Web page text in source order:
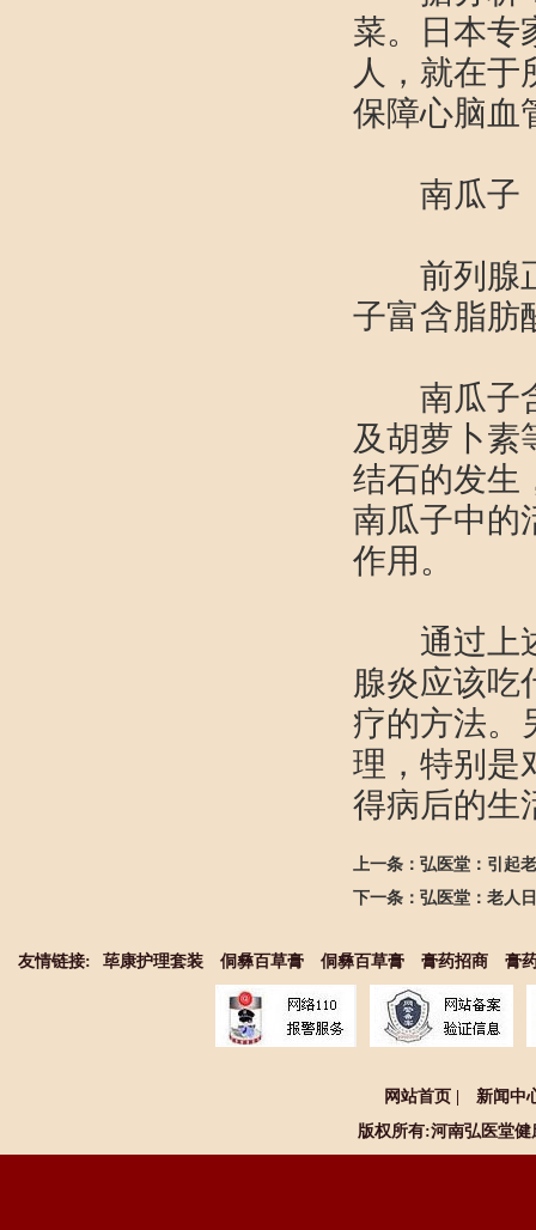
菜。日本专
人，就在于
保障心脑
南瓜
前列腺正
子富含脂
南瓜子含
及胡萝卜素
结石的发生
南瓜子中的
作用。
通过上述
腺炎应该吃
疗的方法。
理，特别是
得病后的生
上一条： 弘医堂：引起
下一条： 弘医堂：老人
友情链接: 荜康护理套装 侗彝百草膏 侗彝百草膏 膏药招商 膏
网站首页
新闻中
版权所有:河南弘医堂健